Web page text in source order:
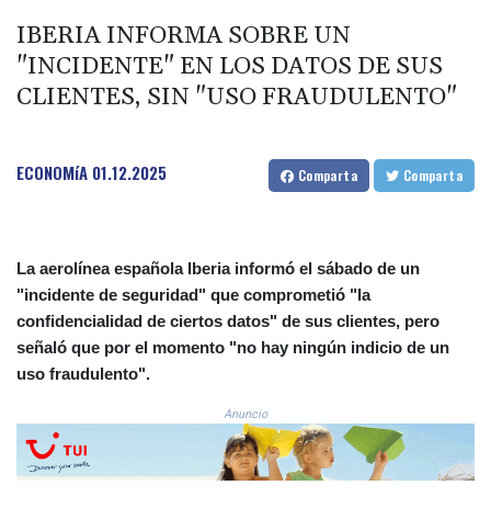
1055.612189
CNH 7.782807
COP
CUC 1.153523
CUP 30.568357
DJF 205.391597
DKK 7.475497
DOP 67.329861
DZD 153.461287
ETB 186.159691
FJD 2.553842
FKP 0.857346
GBP 0.857708
IBERIA INFORMA SOBRE UN
"INCIDENTE" EN LOS DATOS DE SUS
CLIENTES, SIN "USO FRAUDULENTO"
ECONOMíA 01.12.2025 Comparta Comparta
La aerolínea española Iberia informó el sábado de un
"incidente de seguridad" que comprometió "la
confidencialidad de ciertos datos" de sus clientes, pero
señaló que por el momento "no hay ningún indicio de un
uso fraudulento".
Anuncio